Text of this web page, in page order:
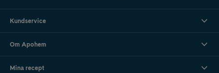
Kundservice
Om Apohem
Mina recept